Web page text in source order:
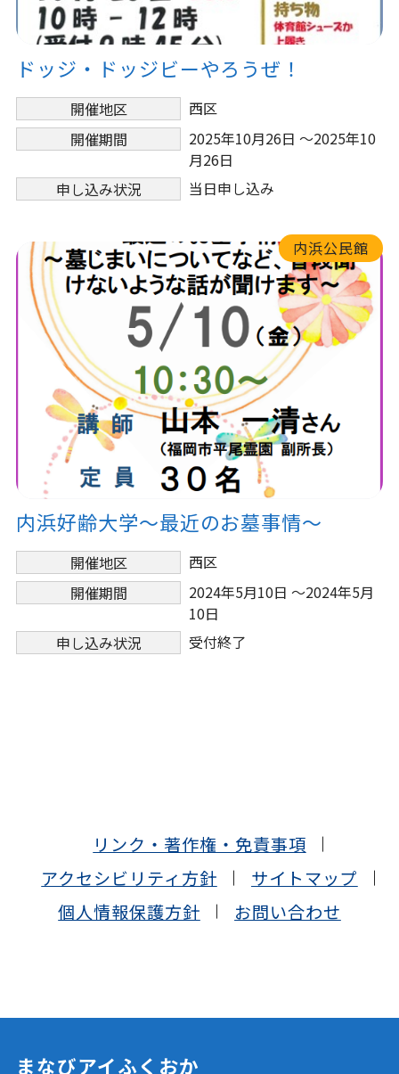
ドッジ・ドッジビーやろうぜ！
開催地区
西区
開催期間
2025年10月26日 ～2025年10
月26日
申し込み状況
当日申し込み
内浜公民館
内浜好齢大学～最近のお墓事情～
開催地区
西区
開催期間
2024年5月10日 ～2024年5月
10日
申し込み状況
受付終了
リンク・著作権・免責事項
アクセシビリティ方針
サイトマップ
個人情報保護方針
お問い合わせ
まなびアイふくおか